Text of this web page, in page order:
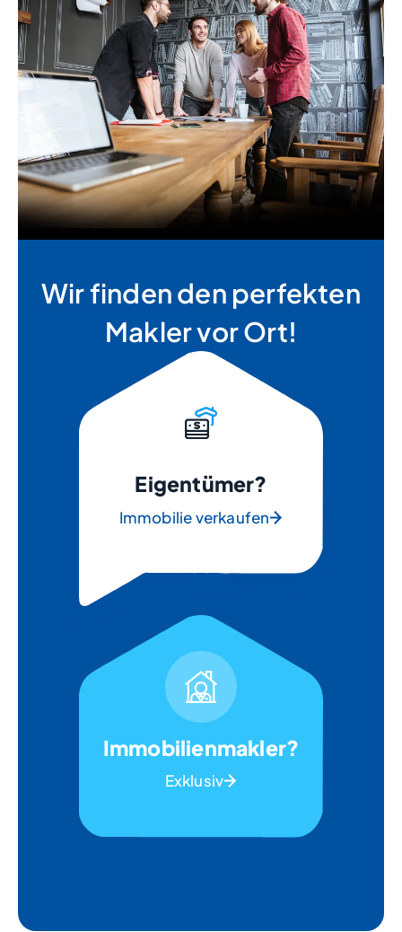
Wir finden den perfekten
Makler vor Ort!
Eigentümer?
Immobilie verkaufen
Immobilienmakler?
Exklusiv